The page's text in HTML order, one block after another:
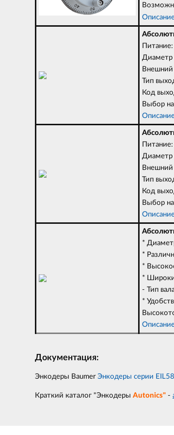
Диаметр
Тип
Код
Выбор
Диаметр
Тип
Код
Выбор
*
*
*
*
- Тип
*
Документация:
Энкодеры Baumer Энкодеры серии
Краткий каталог "Энкодеры Autonics" -